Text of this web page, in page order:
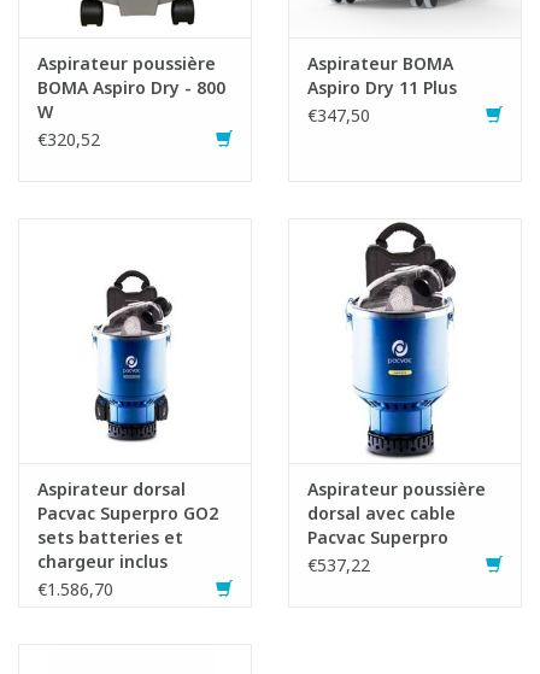
Aspirateur poussière
BOMA Aspiro Dry - 800
W
€320,52
Aspirateur BOMA
Aspiro Dry 11 Plus
€347,50
Aspirateur dorsal
Pacvac Superpro GO2
sets batteries et
chargeur inclus
€1.586,70
Aspirateur poussière
dorsal avec cable
Pacvac Superpro
€537,22